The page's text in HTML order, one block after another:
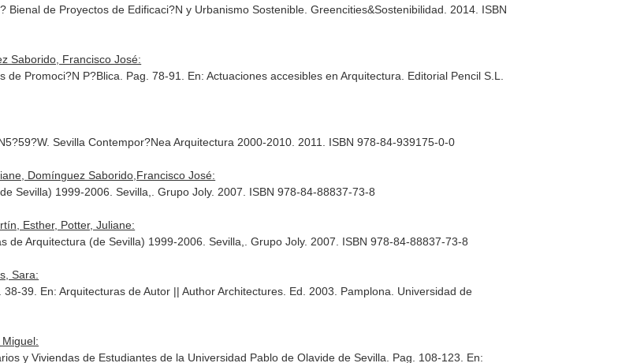
Bienal de Proyectos de Edificaci?N y Urbanismo Sostenible . Greencities&Sostenibilidad. 2014. ISBN
Saborido, Francisco José:
de Promoci?N P?Blica. Pag. 78-91. En: Actuaciones accesibles en Arquitectura . Editorial Pencil S.L.
Sevilla Contempor?Nea Arquitectura 2000-2010 . 2011. ISBN 978-84-939175-0-0
Domínguez Saborido,Francisco José:
Sevilla) 1999-2006 . Sevilla,. Grupo Joly. 2007. ISBN 978-84-88837-73-8
Esther, Potter, Juliane:
de Arquitectura (de Sevilla) 1999-2006 . Sevilla,. Grupo Joly. 2007. ISBN 978-84-88837-73-8
Sara:
38-39. En: Arquitecturas de Autor || Author Architectures . Ed. 2003. Pamplona. Universidad de
y Viviendas de Estudiantes de la Universidad Pablo de Olavide de Sevilla. Pag. 108-123. En: